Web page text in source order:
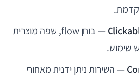
— בוחן flow, שפה מוצרית
שימוש.
— השירות ניתן ידנית מאחורי